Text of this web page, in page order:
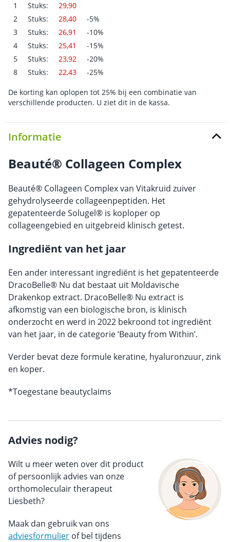
1 Stuks:
29,90
2
Stuks: 28,40
-5%
3
Stuks: 26,91
-10%
4
Stuks: 25,41
-15%
5
Stuks: 23,92
-20%
8
Stuks: 22,43 -25%
De korting kan oplopen tot 25% bij een combinatie van
verschillende producten. U ziet dit in de kassa.
Informatie
Beauté® Collageen Complex
Beauté® Collageen Complex van Vitakruid zuiver
gehydrolyseerde collageenpeptiden. Het
gepatenteerde Solugel® is koploper op
collageengebied en uitgebreid klinisch getest.
Ingrediënt van het jaar
Een ander interessant ingrediënt is het gepatenteerde
DracoBelle® Nu dat bestaat uit Moldavische
Drakenkop extract. DracoBelle® Nu extract is
afkomstig van een biologische bron, is klinisch
onderzocht en werd in 2022 bekroond tot ingrediënt
van het jaar, in de categorie ‘Beauty from Within’.
Verder bevat deze formule keratine, hyaluronzuur, zink
en koper.
*Toegestane beautyclaims
Advies nodig?
Wilt u meer weten over dit product
of persoonlijk advies van onze
orthomoleculair therapeut
Liesbeth?
Maak dan gebruik van ons
adviesformulier of bel tijdens